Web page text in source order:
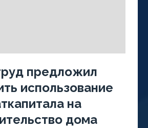
предложил
использование
на
дома